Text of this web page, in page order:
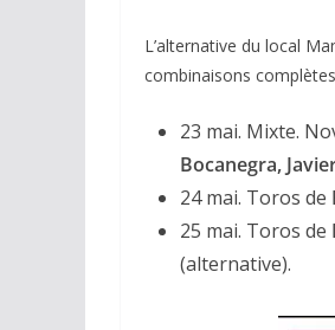
L’alternative du local
combinaisons
23 mai. Mixte.
Bocanegra,
24 mai. Toros de
25 mai. Toros de
(alternative).